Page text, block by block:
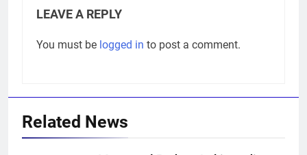
LEAVE A REPLY
You must be logged in to post a comment.
Related News